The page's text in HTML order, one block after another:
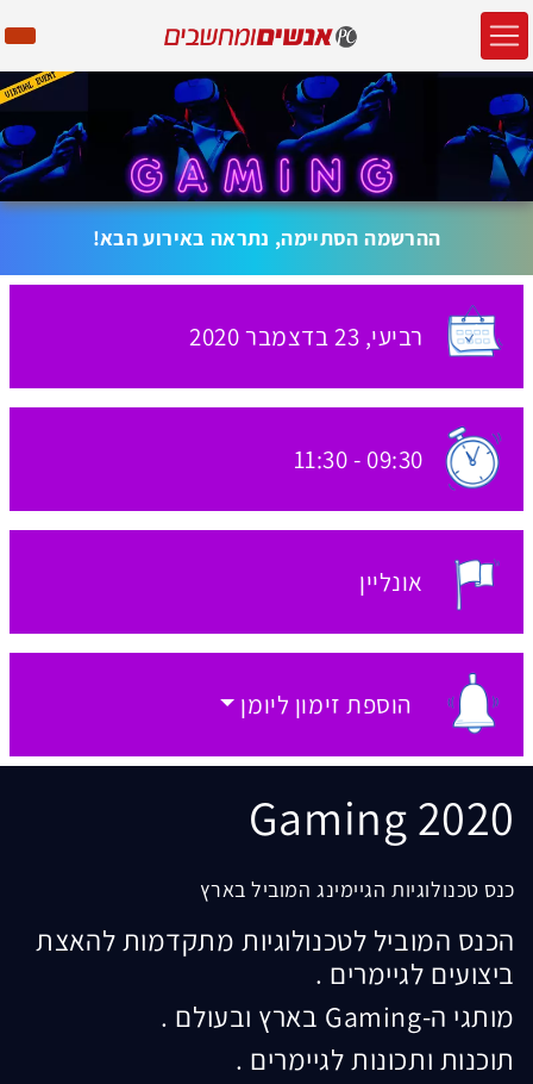
ההרשמה הסתיימה, נתראה באירוע הבא!
האירוע יתקיים בתאריך
רביעי, 23 בדצמבר 2020
שעת התחלת האירוע:
09:30
-
11:30
מקום האירוע:
אונליין
הוספת זימון ליומן
הוספת זימון ליומן
Gaming 2020
כנס טכנולוגיות הגיימינג המוביל בארץ
הכנס המוביל לטכנולוגיות מתקדמות להאצת
ביצועים לגיימרים .
מותגי ה-Gaming בארץ ובעולם .
תוכנות ותכונות לגיימרים .